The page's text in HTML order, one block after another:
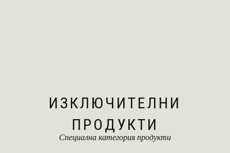
ИЗКЛЮЧИТЕЛНИ
ПРОДУКТИ
Специална категория продукти